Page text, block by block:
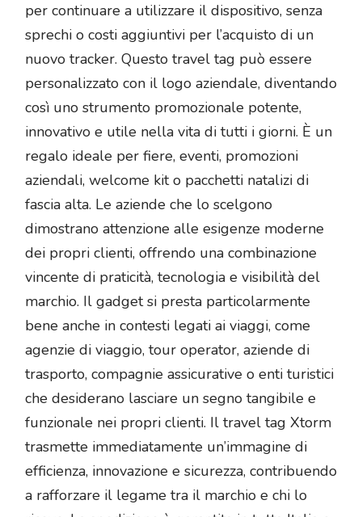
per continuare a utilizzare il dispositivo, senza
sprechi o costi aggiuntivi per l’acquisto di un
nuovo tracker. Questo travel tag può essere
personalizzato con il logo aziendale, diventando
così uno strumento promozionale potente,
innovativo e utile nella vita di tutti i giorni. È un
regalo ideale per fiere, eventi, promozioni
aziendali, welcome kit o pacchetti natalizi di
fascia alta. Le aziende che lo scelgono
dimostrano attenzione alle esigenze moderne
dei propri clienti, offrendo una combinazione
vincente di praticità, tecnologia e visibilità del
marchio. Il gadget si presta particolarmente
bene anche in contesti legati ai viaggi, come
agenzie di viaggio, tour operator, aziende di
trasporto, compagnie assicurative o enti turistici
che desiderano lasciare un segno tangibile e
funzionale nei propri clienti. Il travel tag Xtorm
trasmette immediatamente un’immagine di
efficienza, innovazione e sicurezza, contribuendo
a rafforzare il legame tra il marchio e chi lo